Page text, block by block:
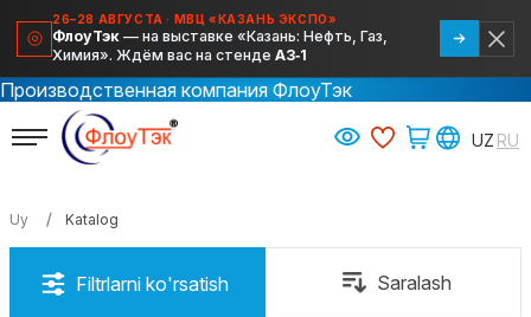
26–28 АВГУСТА · МВЦ «КАЗАНЬ ЭКСПО»
ФлоуТэк — на выставке «Казань: Нефть, Газ,
Химия». Ждём вас на стенде А3‑1
Производственная компания ФлоуТэк
Uy Katalog